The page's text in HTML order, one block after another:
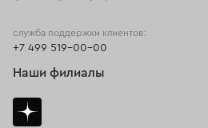
служба поддержки клиентов:
+7 499 519-00-00
Наши филиалы